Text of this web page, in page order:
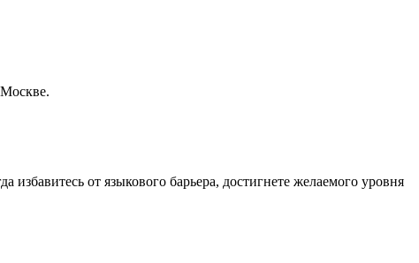
от языкового барьера, достигнете желаемого уровня